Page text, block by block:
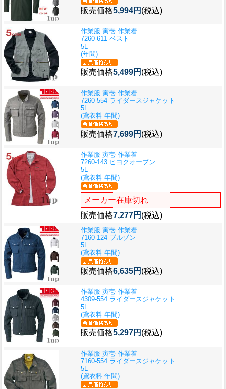
販売価格5,994円 (税込)
作業服 寅壱 作業着
7260-611 ベスト
5L
(年間)
販売価格5,499円 (税込)
作業服 寅壱 作業着
7260-554 ライダースジャケット
5L
(鳶衣料 年間)
販売価格7,699円 (税込)
作業服 寅壱 作業着
7260-143 ヒヨクオープン
5L
(鳶衣料 年間)
メーカー在庫切れ
販売価格7,277円 (税込)
作業服 寅壱 作業着
7160-124 ブルゾン
5L
(鳶衣料 年間)
販売価格6,635円 (税込)
作業服 寅壱 作業着
4309-554 ライダースジャケット
5L
(鳶衣料 年間)
販売価格5,297円 (税込)
作業服 寅壱 作業着
7160-554 ライダースジャケット
5L
(鳶衣料 年間)